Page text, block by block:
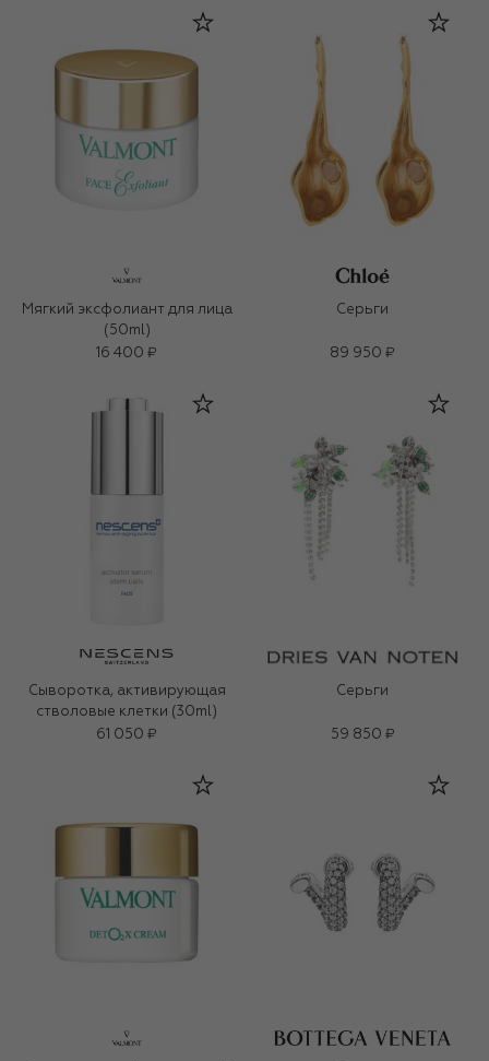
Мягкий эксфолиант для лица
(50ml)
16 400 ₽
Серьги
89 950 ₽
Сыворотка, активирующая
стволовые клетки (30ml)
61 050 ₽
Серьги
59 850 ₽